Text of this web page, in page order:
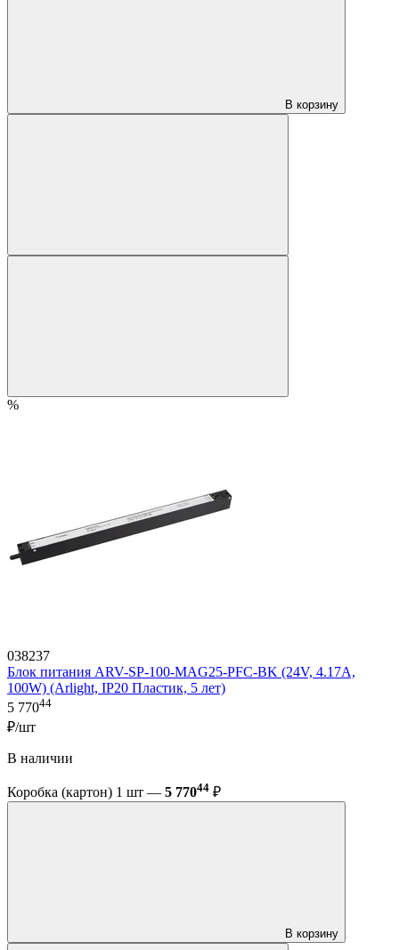
В корзину
%
038237
Блок питания ARV-SP-100-MAG25-PFC-BK (24V, 4.17A,
100W) (Arlight, IP20 Пластик, 5 лет)
5 77044
₽/шт
В наличии
Коробка (картон) 1 шт — 5 77044 ₽
В корзину